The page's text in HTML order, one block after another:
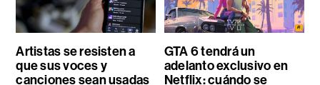
Artistas se resisten a
que sus voces y
canciones sean usadas
GTA 6 tendrá un
adelanto exclusivo en
Netflix: cuándo se